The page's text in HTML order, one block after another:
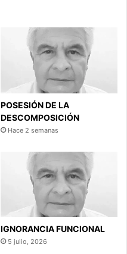
POSESIÓN DE LA
DESCOMPOSICIÓN
Hace 2 semanas
IGNORANCIA FUNCIONAL
5 julio, 2026